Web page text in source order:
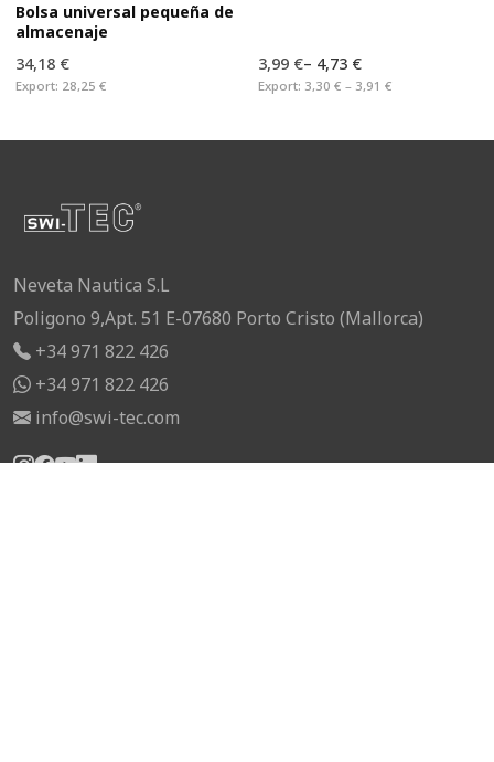
Bolsa universal pequeña de
almacenaje
34,18 €
Export: 28,25 €
3,99 €– 4,73 €
Export: 3,30 € – 3,91 €
Neveta Nautica S.L
Poligono 9,Apt. 51 E-07680 Porto Cristo (Mallorca)
+34 971 822 426
+34 971 822 426
info@swi-tec.com